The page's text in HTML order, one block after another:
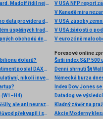
Stvořil elitní klub, kde Ameriku obral o 65 miliard. Madoff řídil největší Ponzi dějin
Historická data, kde je získat, jak připojit svého data providera do MultiCharts a proč je budeme potřebovat? (4. díl)
Jak obchodují profíci: Fibonacci trading - systém úspěšných traderů
Burza v LA chtěla sesadit Wall Street. Místo ropných obchodů dnes místem duní basy
V USA NFP report
V Kanadě míra
V USA zásoby
V USA žádosti o
V eurozóně
bilionu dolarů?
Analýza DAX, Nasdaq, EUR/USD: Zlepšený sentiment poslal DAX na nová maxima
Praktické okénko: Bitcoin aktuálně jako spekulativní, nikoli investiční aktivum
(W1–H4)
Akciová analýza: Výsledky McDonald’s nepotěšily, ale ani neurazily. Jakou vizi společnost prezentovala?
Akcie Microsoftu zlomily 26 let starý rekord. Důvod překvapil i samotné investory
Forexové online
Širší index S&P
Index Dow Jones
Kladný závěr na